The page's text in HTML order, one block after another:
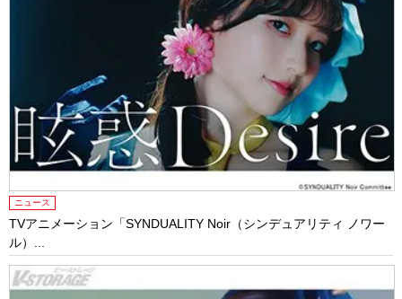
ニュース
TVアニメーション「SYNDUALITY Noir（シンデュアリティ ノワー
ル）...